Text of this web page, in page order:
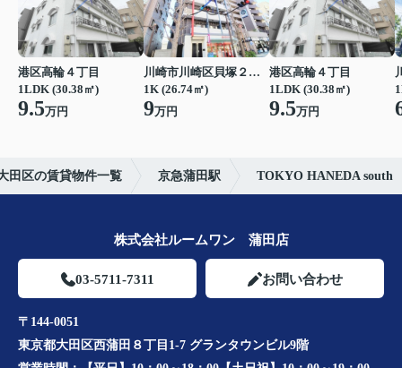
港区高輪４丁目
1LDK (30.38㎡)
9.5万円
川崎市川崎区貝塚２丁目
1K (26.74㎡)
9万円
港区高輪４丁目
1LDK (30.38㎡)
9.5万円
田区の賃貸物件一覧 京急蒲田駅 TOKYO HANEDA south
株式会社ルームワン 蒲田店
03-5711-7311 お問い合わせ
〒144-0051
東京都大田区西蒲田８丁目1-7 グランタウンビル9階